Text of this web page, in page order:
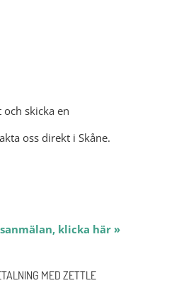
skicka en
oss direkt i Skåne.
klicka här »
MED ZETTLE